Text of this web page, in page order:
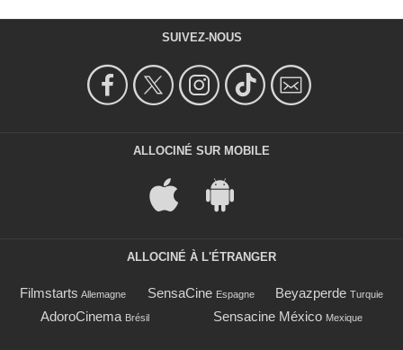
SUIVEZ-NOUS
ALLOCINÉ SUR MOBILE
ALLOCINÉ À L'ÉTRANGER
Filmstarts Allemagne SensaCine Espagne Beyazperde Turquie
AdoroCinema Brésil Sensacine México Mexique